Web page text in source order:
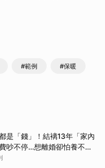
#範例 #保暖
是「錢」！結褵13年「家內
吵不停…想離婚卻怕養不活
？